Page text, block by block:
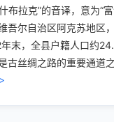
布拉克”的音译，意为“富
吾尔自治区阿克苏地区
末，全县户籍人口约
古丝绸之路的重要通道